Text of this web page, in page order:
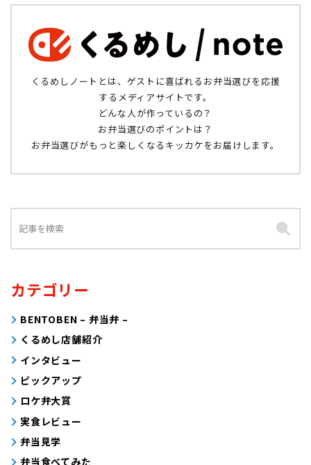
くるめしノートとは、ゲストに喜ばれるお弁当選びを応援
するメディアサイトです。
どんな人が作っているの？
お弁当選びのポイントは？
お弁当選びがもっと楽しくなるキッカケをお届けします。
カテゴリー
BENTOBEN – 弁当弁 –
くるめし店舗紹介
インタビュー
ピックアップ
ロケ弁大賞
実食レビュー
弁当見学
弁当食べてみた